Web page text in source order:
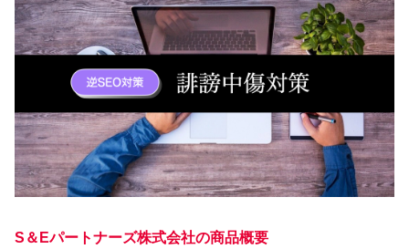
S＆Eパートナーズ株式会社の商品概要